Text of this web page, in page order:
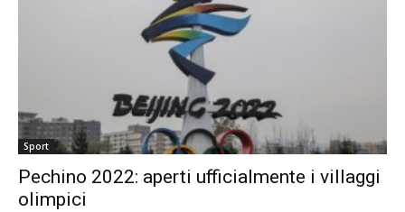
Sport
Pechino 2022: aperti ufficialmente i villaggi
olimpici